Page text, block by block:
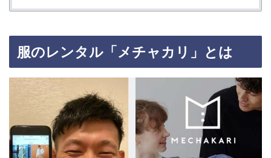
服のレンタル「メチャカリ」とは